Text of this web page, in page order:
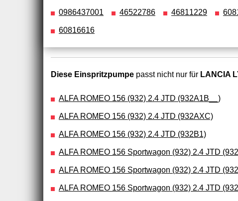
0986437001 46522786 46811229
60816616
Diese Einspritzpumpe passt nicht nur für LANCIA
ALFA ROMEO 156 (932) 2.4 JTD (932A1B__)
ALFA ROMEO 156 (932) 2.4 JTD (932AXC)
ALFA ROMEO 156 (932) 2.4 JTD (932B1)
ALFA ROMEO 156 Sportwagon (932) 2.4 JTD
ALFA ROMEO 156 Sportwagon (932) 2.4 JTD
ALFA ROMEO 156 Sportwagon (932) 2.4 JTD